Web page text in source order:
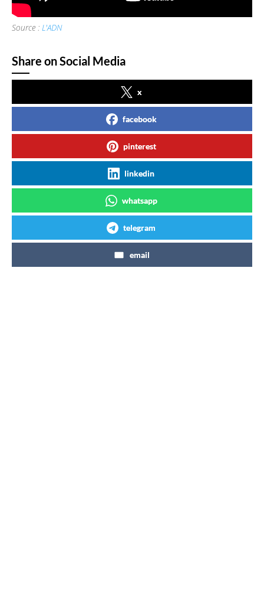
Source : L'ADN
Share on Social Media
x
facebook
pinterest
linkedin
whatsapp
telegram
email